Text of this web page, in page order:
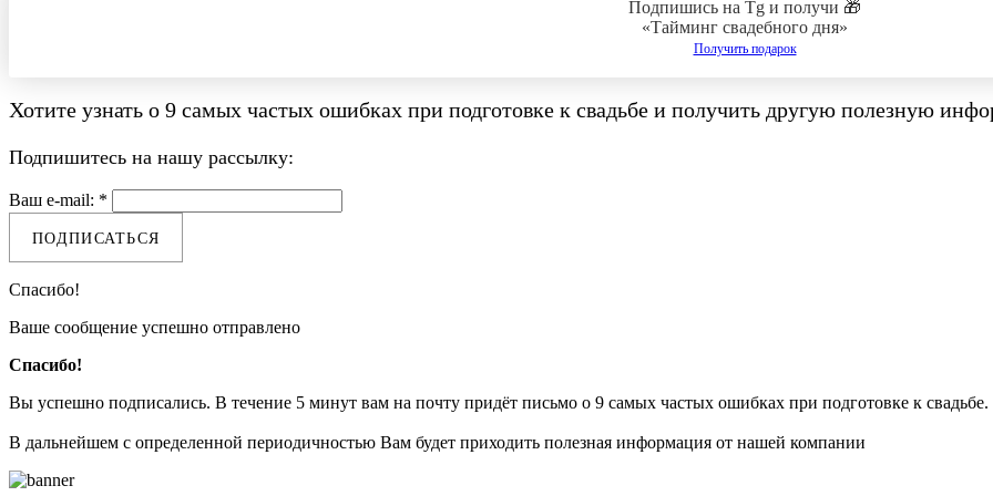
Подпишись на Tg и получи 🎁
«Тайминг свадебного дня»
Получить подарок
Хотите узнать о 9 самых частых ошибках при подготовке к свадьбе и получить другую полезную
Подпишитесь на нашу рассылку:
Ваш e-mail: *
ПОДПИСАТЬСЯ
Спасибо!
Ваше сообщение успешно отправлено
Спасибо!
Вы успешно подписались. В течение 5 минут вам на почту придёт письмо о 9 самых частых ошибках при подготовке к свадьбе.
В дальнейшем с определенной периодичностью Вам будет приходить полезная информация от нашей компании